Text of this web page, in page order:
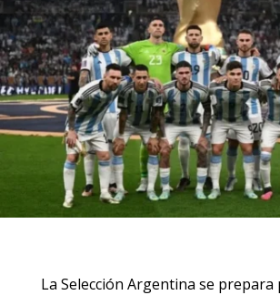
La Selección Argentina se prepara